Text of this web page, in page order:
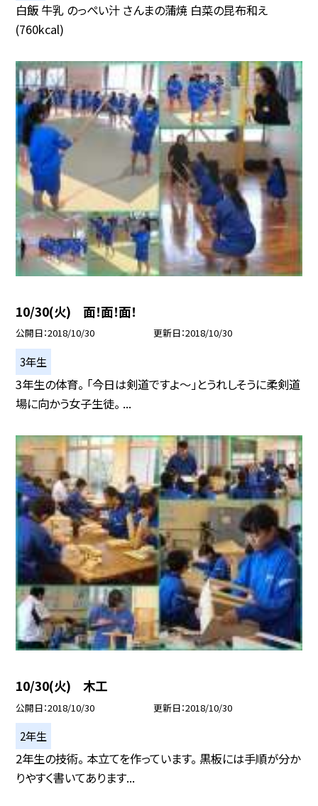
白飯 牛乳 のっぺい汁 さんまの蒲焼 白菜の昆布和え
(760kcal)
10/30(火) 面！面！面！
公開日 2018/10/30 更新日 2018/10/30
3年生
3年生の体育。 「今日は剣道ですよ〜」とうれしそうに柔剣道
場に向かう女子生徒。 ...
10/30(火) 木工
公開日 2018/10/30 更新日 2018/10/30
2年生
2年生の技術。 本立てを作っています。 黒板には手順が分か
りやすく書いてあります...